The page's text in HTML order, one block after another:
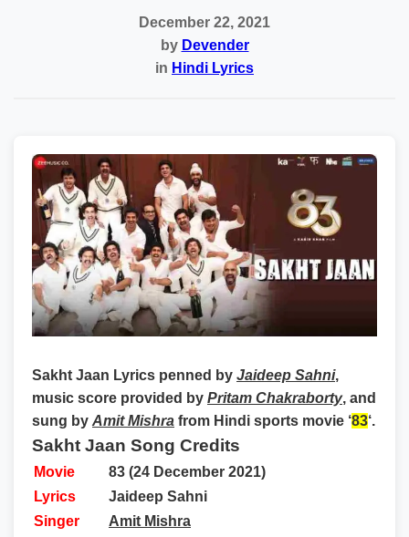
December 22, 2021
by Devender
in Hindi Lyrics
Sakht Jaan Lyrics penned by Jaideep Sahni,
music score provided by Pritam Chakraborty, and
sung by Amit Mishra from Hindi sports movie ‘83‘.
Sakht Jaan Song Credits
Movie 83 (24 December 2021)
Lyrics
Jaideep Sahni
Singer
Amit Mishra